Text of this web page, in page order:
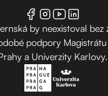
by neexistoval bez
podpory
a Univerzity Karlovy.